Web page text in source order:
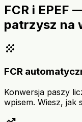
FCR i EPEF
patrzysz na
grain
FCR
Konwersja paszy
wpisem. Wiesz, jak